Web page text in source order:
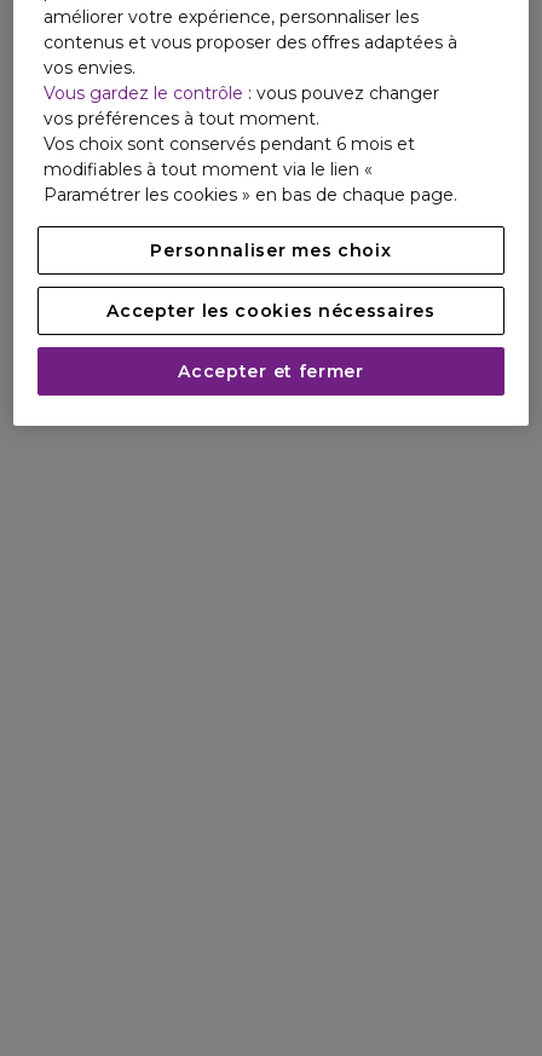
améliorer votre expérience, personnaliser les
contenus et vous proposer des offres adaptées à
vos envies.
Vous gardez le contrôle : vous pouvez changer
vos préférences à tout moment.
Vos choix sont conservés pendant 6 mois et
modifiables à tout moment via le lien «
Paramétrer les cookies » en bas de chaque page.
Personnaliser mes choix
Accepter les cookies nécessaires
Accepter et fermer